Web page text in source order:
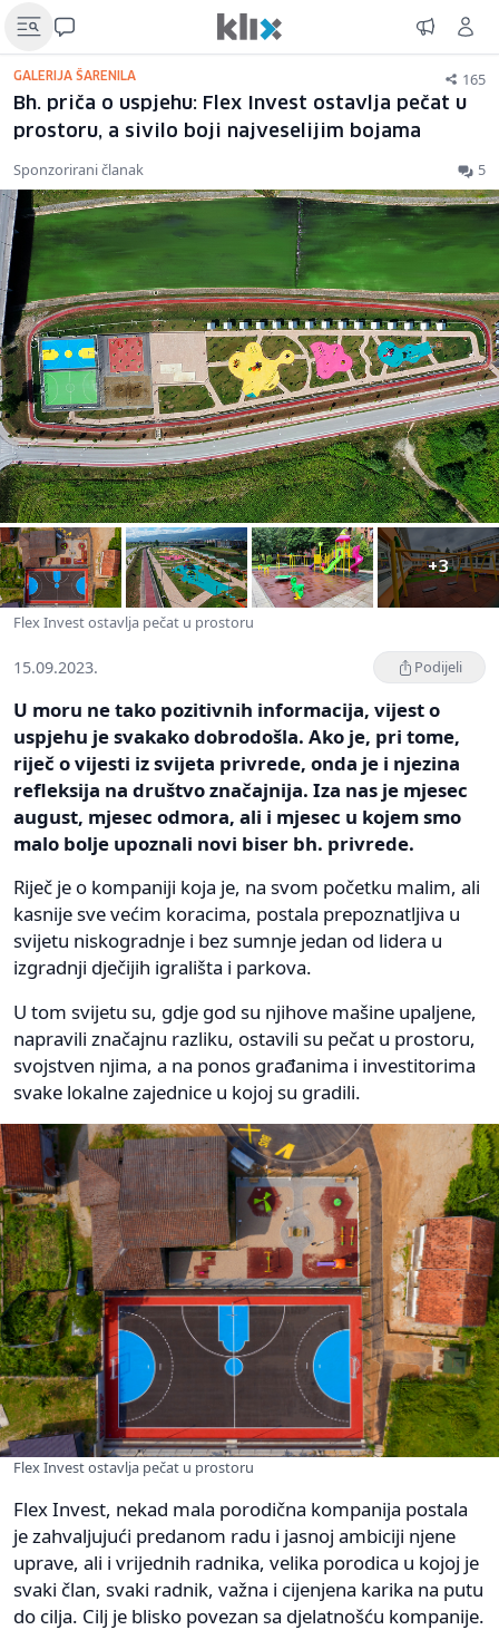
GALERIJA ŠARENILA 165
Bh. priča o uspjehu: Flex Invest ostavlja pečat u
prostoru, a sivilo boji najveselijim bojama
Sponzorirani članak 5
+3
Flex Invest ostavlja pečat u prostoru
15.09.2023. Podijeli
U moru ne tako pozitivnih informacija, vijest o
uspjehu je svakako dobrodošla. Ako je, pri tome,
riječ o vijesti iz svijeta privrede, onda je i njezina
refleksija na društvo značajnija. Iza nas je mjesec
august, mjesec odmora, ali i mjesec u kojem smo
malo bolje upoznali novi biser bh. privrede.
Riječ je o kompaniji koja je, na svom početku malim, ali
kasnije sve većim koracima, postala prepoznatljiva u
svijetu niskogradnje i bez sumnje jedan od lidera u
izgradnji dječijih igrališta i parkova.
U tom svijetu su, gdje god su njihove mašine upaljene,
napravili značajnu razliku, ostavili su pečat u prostoru,
svojstven njima, a na ponos građanima i investitorima
svake lokalne zajednice u kojoj su gradili.
Flex Invest ostavlja pečat u prostoru
Flex Invest, nekad mala porodična kompanija postala
je zahvaljujući predanom radu i jasnoj ambiciji njene
uprave, ali i vrijednih radnika, velika porodica u kojoj je
svaki član, svaki radnik, važna i cijenjena karika na putu
do cilja. Cilj je blisko povezan sa djelatnošću kompanije.